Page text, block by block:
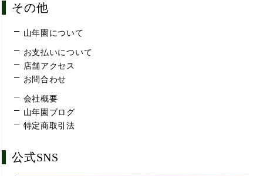
その他
山年園について
お支払いについて
店舗アクセス
お問合わせ
会社概要
山年園ブログ
特定商取引法
公式SNS